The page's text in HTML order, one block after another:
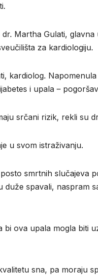
Martha Gulati, glavna
za kardiologiju.
kardiolog.
i upala –
srčani rizik, rekli su
u svom istraživanju.
smrtnih slučajeva
spavali, naspram
bi ova upala mogla biti
sna, pa moraju